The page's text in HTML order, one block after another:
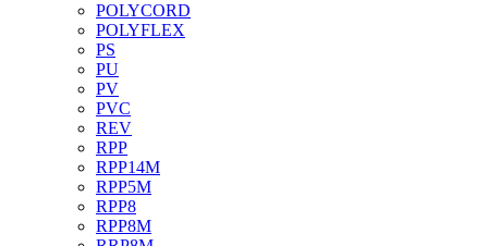
POLYCORD
POLYFLEX
PS
PU
PV
PVC
REV
RPP
RPP14M
RPP5M
RPP8
RPP8M